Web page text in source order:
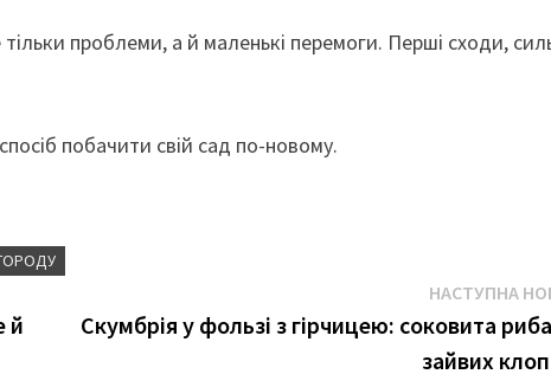
проблеми, а й маленькі перемоги. Перші сходи,
побачити свій сад по-новому.
й
НАСТУПНА
Скумбрія у фользі з гірчицею: соковита
зайвих